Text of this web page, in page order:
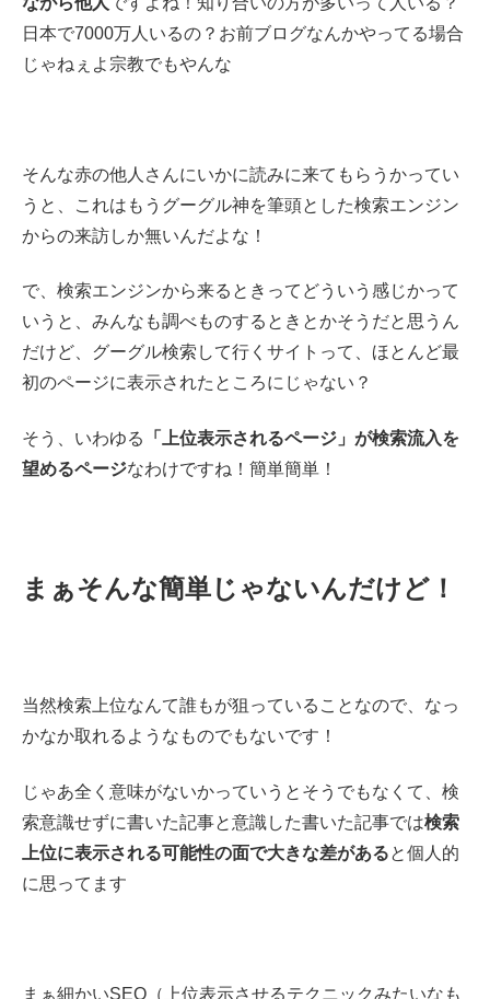
日本で7000万人いるの？お前ブログなんかやってる場合
じゃねぇよ宗教でもやんな
そんな赤の他人さんにいかに読みに来てもらうかってい
うと、これはもうグーグル神を筆頭とした検索エンジン
からの来訪しか無いんだよな！
で、検索エンジンから来るときってどういう感じかって
いうと、みんなも調べものするときとかそうだと思うん
だけど、グーグル検索して行くサイトって、ほとんど最
初のページに表示されたところにじゃない？
そう、いわゆる
「上位表示されるページ」が検索流入を
望めるページなわけですね！簡単簡単！
まぁそんな簡単じゃないんだけど！
当然検索上位なんて誰もが狙っていることなので、なっ
かなか取れるようなものでもないです！
じゃあ全く意味がないかっていうとそうでもなくて、検
索意識せずに書いた記事と意識した書いた記事では検索
上位に表示される可能性の面で大きな差があると個人的
に思ってます
まぁ細かいSEO（上位表示させるテクニックみたいなも